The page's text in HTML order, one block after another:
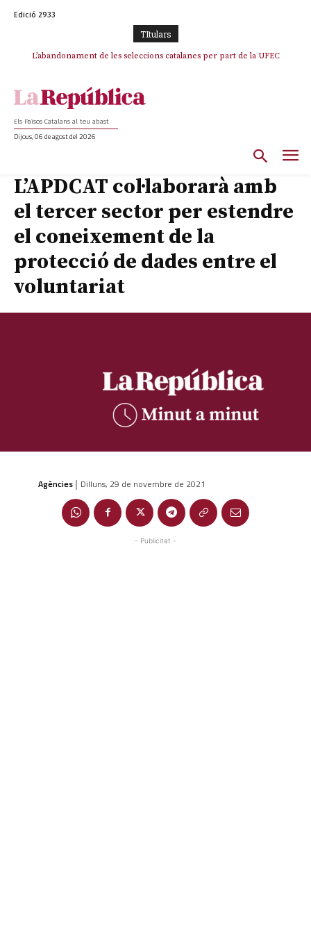
Edició 2933
TItulars
L’abandonament de les seleccions catalanes per part de la UFEC
Els Països Catalans al teu abast
Dijous, 06 de agost del 2026
L’APDCAT col·laborarà amb
el tercer sector per estendre
el coneixement de la
protecció de dades entre el
voluntariat
Agències | Dilluns, 29 de novembre de 2021
- Publicitat -